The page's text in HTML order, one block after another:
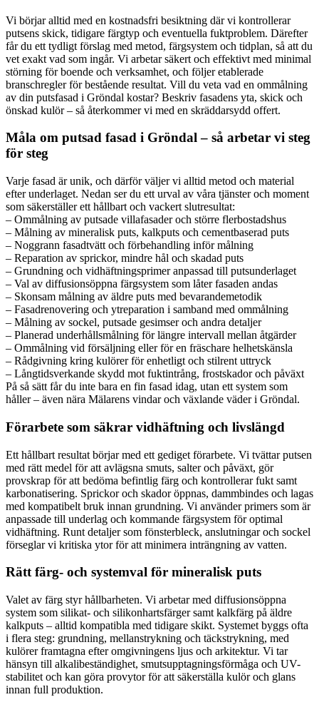
Vi börjar alltid med en kostnadsfri besiktning där vi kontrollerar
putsens skick, tidigare färgtyp och eventuella fuktproblem. Därefter
får du ett tydligt förslag med metod, färgsystem och tidplan, så att du
vet exakt vad som ingår. Vi arbetar säkert och effektivt med minimal
störning för boende och verksamhet, och följer etablerade
branschregler för bestående resultat. Vill du veta vad en ommålning
av din putsfasad i Gröndal kostar? Beskriv fasadens yta, skick och
önskad kulör – så återkommer vi med en skräddarsydd offert.
Måla om putsad fasad i Gröndal – så arbetar vi steg
för steg
Varje fasad är unik, och därför väljer vi alltid metod och material
efter underlaget. Nedan ser du ett urval av våra tjänster och moment
som säkerställer ett hållbart och vackert slutresultat:
– Ommålning av putsade villafasader och större flerbostadshus
– Målning av mineralisk puts, kalkputs och cementbaserad puts
– Noggrann fasadtvätt och förbehandling inför målning
– Reparation av sprickor, mindre hål och skadad puts
– Grundning och vidhäftningsprimer anpassad till putsunderlaget
– Val av diffusionsöppna färgsystem som låter fasaden andas
– Skonsam målning av äldre puts med bevarandemetodik
– Fasadrenovering och ytreparation i samband med ommålning
– Målning av sockel, putsade gesimser och andra detaljer
– Planerad underhållsmålning för längre intervall mellan åtgärder
– Ommålning vid försäljning eller för en fräschare helhetskänsla
– Rådgivning kring kulörer för enhetligt och stilrent uttryck
– Långtidsverkande skydd mot fuktintrång, frostskador och påväxt
På så sätt får du inte bara en fin fasad idag, utan ett system som
håller – även nära Mälarens vindar och växlande väder i Gröndal.
Förarbete som säkrar vidhäftning och livslängd
Ett hållbart resultat börjar med ett gediget förarbete. Vi tvättar putsen
med rätt medel för att avlägsna smuts, salter och påväxt, gör
provskrap för att bedöma befintlig färg och kontrollerar fukt samt
karbonatisering. Sprickor och skador öppnas, dammbindes och lagas
med kompatibelt bruk innan grundning. Vi använder primers som är
anpassade till underlag och kommande färgsystem för optimal
vidhäftning. Runt detaljer som fönsterbleck, anslutningar och sockel
förseglar vi kritiska ytor för att minimera inträngning av vatten.
Rätt färg- och systemval för mineralisk puts
Valet av färg styr hållbarheten. Vi arbetar med diffusionsöppna
system som silikat- och silikonhartsfärger samt kalkfärg på äldre
kalkputs – alltid kompatibla med tidigare skikt. Systemet byggs ofta
i flera steg: grundning, mellanstrykning och täckstrykning, med
kulörer framtagna efter omgivningens ljus och arkitektur. Vi tar
hänsyn till alkalibeständighet, smutsupptagningsförmåga och UV-
stabilitet och kan göra provytor för att säkerställa kulör och glans
innan full produktion.